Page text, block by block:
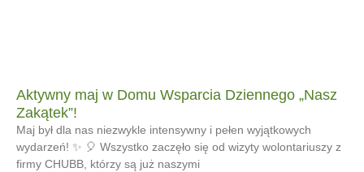
Aktywny maj w Domu Wsparcia Dziennego „Nasz
Zakątek”!
Maj był dla nas niezwykle intensywny i pełen wyjątkowych
wydarzeń! ✨ 🎈 Wszystko zaczęło się od wizyty wolontariuszy z
firmy CHUBB, którzy są już naszymi